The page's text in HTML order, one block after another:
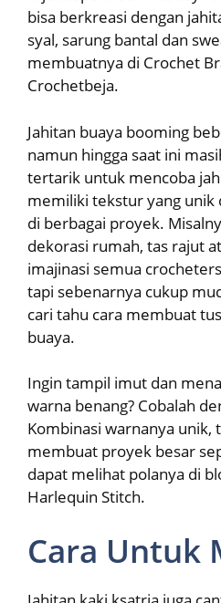
bisa berkreasi dengan
syal, sarung bantal dan
membuatnya di Crochet
Crochetbeja.
Jahitan buaya booming
namun hingga saat ini
tertarik untuk mencoba
memiliki tekstur yang unik
di berbagai proyek.
dekorasi rumah, tas rajut
imajinasi semua
tapi sebenarnya cukup
cari tahu cara membuat
buaya.
Ingin tampil imut dan
warna benang? Cobalah
Kombinasi warnanya
membuat proyek besar
dapat melihat polanya di
Harlequin Stitch.
Cara Untuk